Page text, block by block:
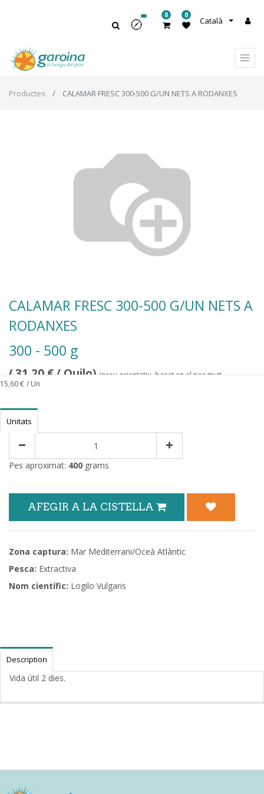
Català
0 0
Productes CALAMAR FRESC 300-500 G/UN NETS A RODANXES
CALAMAR FRESC 300-500 G/UN NETS A
RODANXES
300 - 500 g
(31,20 € / Quilo)
15,60€ / Un
(preu orientatiu, basat en el pes mig)
Unitats
Pes aproximat: 400 grams
AFEGIR A LA CISTELLA
Zona captura: Mar Mediterrani/Oceà Atlàntic
Pesca: Extractiva
Nom científic: Logilo Vulgaris
Description
Vida útil 2 dies.